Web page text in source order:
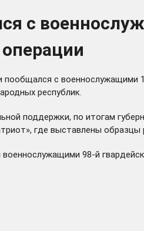
с
пообщался с
республик.
поддержки, по итогам
где выставлены образцы
военнослужащими 98-й